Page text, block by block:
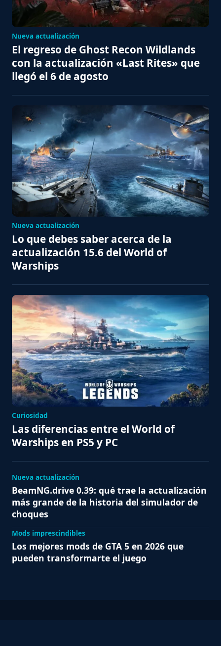
Nueva actualización
El regreso de Ghost Recon Wildlands
con la actualización «Last Rites» que
llegó el 6 de agosto
Nueva actualización
Lo que debes saber acerca de la
actualización 15.6 del World of
Warships
Curiosidad
Las diferencias entre el World of
Warships en PS5 y PC
Nueva actualización
BeamNG.drive 0.39: qué trae la actualización
más grande de la historia del simulador de
choques
Mods imprescindibles
Los mejores mods de GTA 5 en 2026 que
pueden transformarte el juego